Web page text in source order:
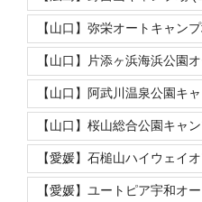
【山口】弥栄オートキャン
【山口】片添ヶ浜海浜公園
【山口】阿武川温泉公園キ
【山口】桜山総合公園キャ
【愛媛】石槌山ハイウェイ
【愛媛】ユートピア宇和オ